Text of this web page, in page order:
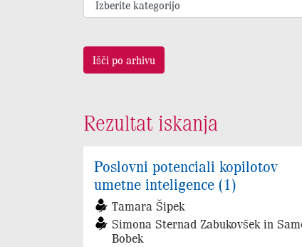
Išči po arhivu
Rezultat iskanja
Poslovni potenciali kopilotov
umetne inteligence (1)
Tamara Šipek
Simona Sternad Zabukovšek in
Bobek